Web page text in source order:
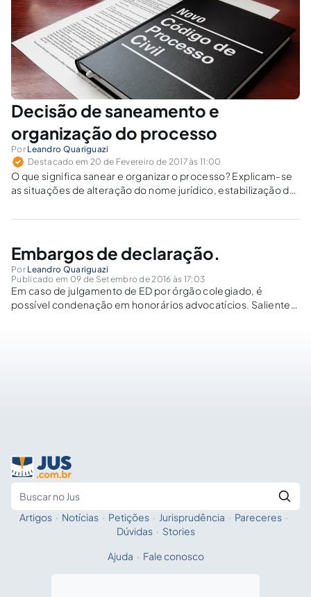
Decisão de saneamento e
organização do processo
Por Leandro Quariguazi
Destacado em 20 de Fevereiro de 2017 às 11:00
O que significa sanear e organizar o processo? Explicam-se
as situações de alteração do nome jurídico, estabilização da
que se admite o saneamento por negócio jurídico
Embargos de declaração.
Por Leandro Quariguazi
Publicado em 09 de Setembro de 2016 às 17:03
Em caso de julgamento de ED por órgão colegiado, é
possível condenação em honorários advocatícios. Saliente-
Fale com a IA
Artigos · Notícias · Petições · Jurisprudência · Pareceres ·
Dúvidas · Stories
Ajuda · Fale conosco